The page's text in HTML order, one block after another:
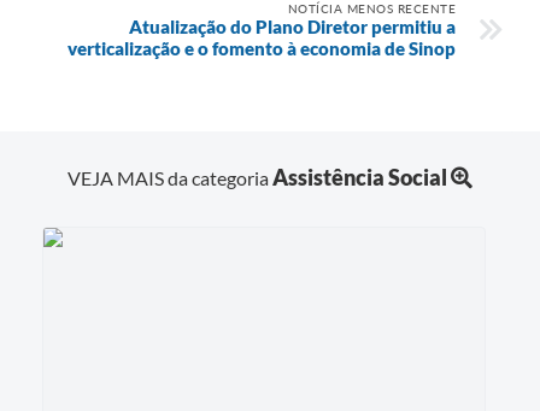
NOTÍCIA MENOS RECENTE
Atualização do Plano Diretor permitiu a
verticalização e o fomento à economia de Sinop
VEJA MAIS da categoriaAssistência Social